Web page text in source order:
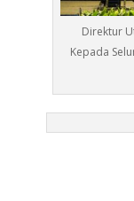
Direktur
Kepada